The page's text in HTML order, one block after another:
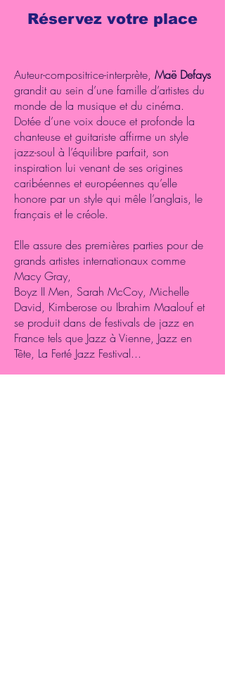
Réservez votre place
Auteur-compositrice-interprète, Maë Defays
grandit au sein d’une famille d’artistes du
monde de la musique et du cinéma.
Dotée d’une voix douce et profonde la
chanteuse et guitariste affirme un style
jazz-soul à l’équilibre parfait, son
inspiration lui venant de ses origines
caribéennes et européennes qu’elle
honore par un style qui mêle l’anglais, le
français et le créole.
Elle assure des premières parties pour de
grands artistes internationaux comme
Macy Gray,
Boyz II Men, Sarah McCoy, Michelle
David, Kimberose ou Ibrahim Maalouf et
se produit dans de festivals de jazz en
France tels que Jazz à Vienne, Jazz en
Tête, La Ferté Jazz Festival...